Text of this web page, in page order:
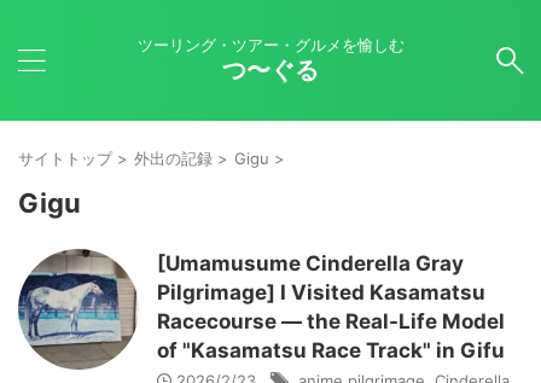
ツーリング・ツアー・グルメを愉しむ
つ〜ぐる
サイトトップ> 外出の記録 > Gigu >
Gigu
[Umamusume Cinderella Gray
Pilgrimage] I Visited Kasamatsu
Racecourse — the Real-Life Model
of "Kasamatsu Race Track" in Gifu